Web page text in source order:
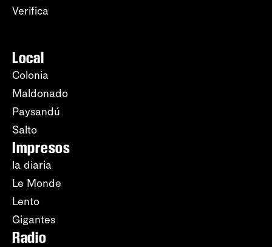
Verifica
Local
Colonia
Maldonado
Paysandú
Salto
Impresos
la diaria
Le Monde
Lento
Gigantes
Radio